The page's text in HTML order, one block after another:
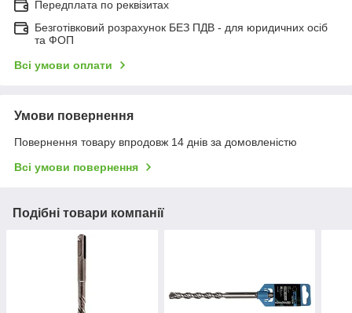
Передплата по реквізитах
Безготівковий розрахунок БЕЗ ПДВ - для юридичних осіб
та ФОП
Всі умови оплати
Умови повернення
Повернення товару впродовж 14 днів за домовленістю
Всі умови повернення
Подібні товари компанії